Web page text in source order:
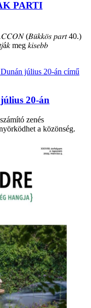
PARTI
(𝐵𝑢̈𝑘𝑘𝑜̈𝑠 𝑝𝑎𝑟𝑡 40.)
meg 𝑘𝑖𝑠𝑒𝑏𝑏
20-án
zenés
a közönség.